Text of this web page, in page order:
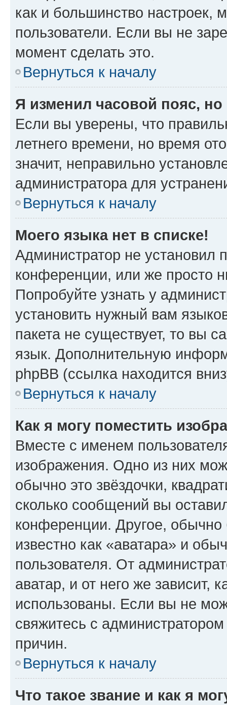
как и большинство настроек,
пользователи. Если вы не
момент сделать это.
Вернуться к началу
Я изменил часовой пояс,
Если вы уверены, что
летнего времени, но время
значит, неправильно
администратора для
Вернуться к началу
Моего языка нет в списке!
Администратор не установил
конференции, или же просто
Попробуйте узнать у
установить нужный вам
пакета не существует, то вы
язык. Дополнительную
phpBB (ссылка находится
Вернуться к началу
Как я могу поместить
Вместе с именем
изображения. Одно из них
обычно это звёздочки,
сколько сообщений вы
конференции. Другое,
известно как «аватара» и
пользователя. От
аватар, и от него же зависит,
использованы. Если вы не
свяжитесь с
причин.
Вернуться к началу
Что такое звание и как я